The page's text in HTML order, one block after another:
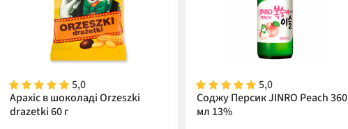
5,0
Арахіс в шоколаді Orzeszki
drazetki 60 г
5,0
Соджу Персик JINRO Peach 360
мл 13%